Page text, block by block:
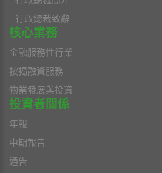
行政總裁致辭
核心業務
金融服務性行業
按揭融資服務
物業發展與投資
投資者關係
年報
中期報告
通告